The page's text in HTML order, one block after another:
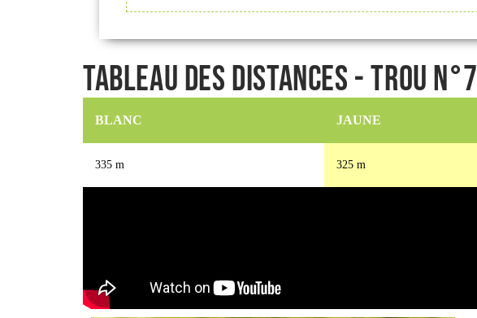
Tableau des distances - Trou n°7
BLANC JAUNE
335 m 325 m